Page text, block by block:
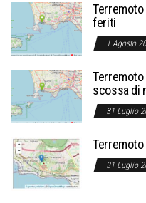
Terremoto
feriti
1 Agosto
scossa di
31 Luglio
31 Luglio